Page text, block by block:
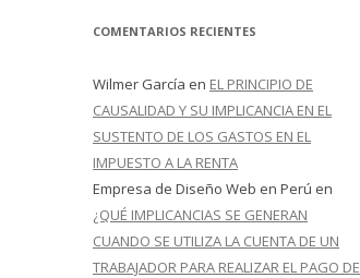
COMENTARIOS RECIENTES
Wilmer García en EL PRINCIPIO DE
CAUSALIDAD Y SU IMPLICANCIA EN EL
SUSTENTO DE LOS GASTOS EN EL
IMPUESTO A LA RENTA
Empresa de Diseño Web en Perú en
¿QUÉ IMPLICANCIAS SE GENERAN
CUANDO SE UTILIZA LA CUENTA DE UN
TRABAJADOR PARA REALIZAR EL PAGO DE